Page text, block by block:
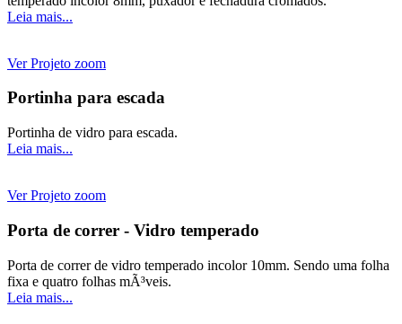
Leia mais...
Ver Projeto zoom
Portinha para escada
Portinha de vidro para escada.
Leia mais...
Ver Projeto zoom
Porta de correr - Vidro temperado
Porta de correr de vidro temperado incolor 10mm. Sendo uma folha
fixa e quatro folhas mÃ³veis.
Leia mais...